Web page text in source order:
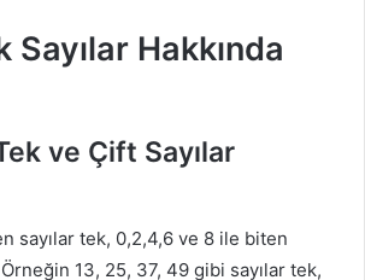
Sayılar Hakkında
ve Çift Sayılar
sayılar tek, 0,2,4,6 ve 8 ile biten
Örneğin 13, 25, 37, 49 gibi sayılar tek,